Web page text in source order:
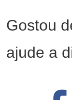
Gostou
ajude a